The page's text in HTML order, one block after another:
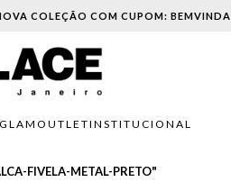
COLEÇÃO COM CUPOM: BEMVINDA
GLAM OUTLETINSTITUCIONAL
FIVELA-METAL-PRETO